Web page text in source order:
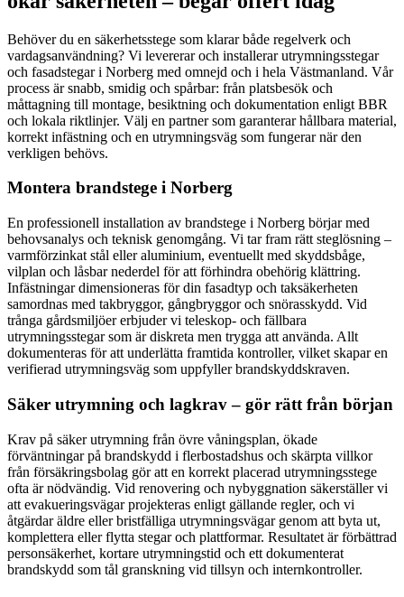
Behöver du en säkerhetsstege som klarar både regelverk och
vardagsanvändning? Vi levererar och installerar utrymningsstegar
och fasadstegar i Norberg med omnejd och i hela Västmanland. Vår
process är snabb, smidig och spårbar: från platsbesök och
måttagning till montage, besiktning och dokumentation enligt BBR
och lokala riktlinjer. Välj en partner som garanterar hållbara material,
korrekt infästning och en utrymningsväg som fungerar när den
verkligen behövs.
Montera brandstege i Norberg
En professionell installation av brandstege i Norberg börjar med
behovsanalys och teknisk genomgång. Vi tar fram rätt steglösning –
varmförzinkat stål eller aluminium, eventuellt med skyddsbåge,
vilplan och låsbar nederdel för att förhindra obehörig klättring.
Infästningar dimensioneras för din fasadtyp och taksäkerheten
samordnas med takbryggor, gångbryggor och snörasskydd. Vid
trånga gårdsmiljöer erbjuder vi teleskop- och fällbara
utrymningsstegar som är diskreta men trygga att använda. Allt
dokumenteras för att underlätta framtida kontroller, vilket skapar en
verifierad utrymningsväg som uppfyller brandskyddskraven.
Säker utrymning och lagkrav – gör rätt från början
Krav på säker utrymning från övre våningsplan, ökade
förväntningar på brandskydd i flerbostadshus och skärpta villkor
från försäkringsbolag gör att en korrekt placerad utrymningsstege
ofta är nödvändig. Vid renovering och nybyggnation säkerställer vi
att evakueringsvägar projekteras enligt gällande regler, och vi
åtgärdar äldre eller bristfälliga utrymningsvägar genom att byta ut,
komplettera eller flytta stegar och plattformar. Resultatet är förbättrad
personsäkerhet, kortare utrymningstid och ett dokumenterat
brandskydd som tål granskning vid tillsyn och internkontroller.